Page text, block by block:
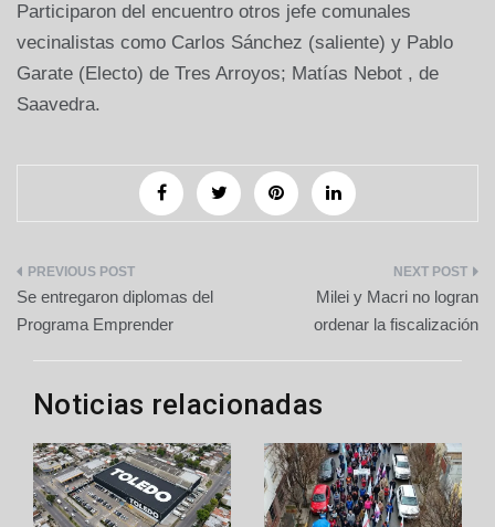
Participaron del encuentro otros jefe comunales
vecinalistas como Carlos Sánchez (saliente) y Pablo
Garate (Electo) de Tres Arroyos; Matías Nebot , de
Saavedra.
Navegación
de
entradas
Se entregaron diplomas del
Programa Emprender
Milei y Macri no logran
ordenar la fiscalización
Noticias relacionadas